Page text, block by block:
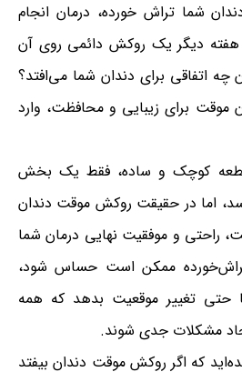
شما تراش خورده، درمان انجام
دیگر یک روکش دائمی روی آن
اتفاقی برای دندان شما می‌افتد؟
برای زیبایی و محافظت، وارد
قطعه کوچک و ساده، فقط یک بخش
اما در حقیقت روکش موقت دندان
راحتی و موفقیت نهایی درمان شما
ممکن است حساس شود،
حتی تغییر موقعیت بدهد که همه
مشکلات جدی شوند.
که اگر روکش موقت دندان بیفتد